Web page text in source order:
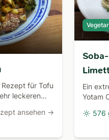
für Tofu
leckeren
ansehen →
Ein
Yotam
576